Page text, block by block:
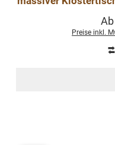
Ab
Preise inkl.